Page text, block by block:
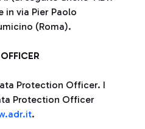
in via Pier Paolo
(Roma).
Protection Officer. I
Protection Officer
.